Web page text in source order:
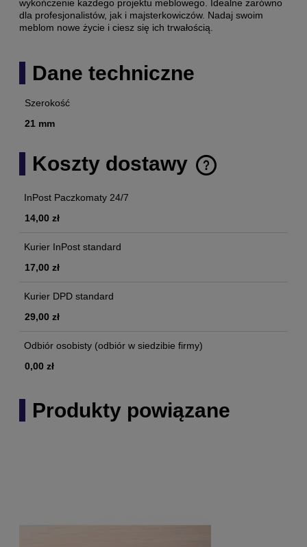
wykończenie każdego projektu meblowego. Idealne zarówno
dla profesjonalistów, jak i majsterkowiczów. Nadaj swoim
meblom nowe życie i ciesz się ich trwałością.
Dane techniczne
Szerokość
21 mm
Koszty dostawy
Cena nie zawiera ewentualnych kosztów płatności
InPost Paczkomaty 24/7
14,00 zł
Kurier InPost standard
17,00 zł
Kurier DPD standard
29,00 zł
Odbiór osobisty (odbiór w siedzibie firmy)
0,00 zł
Produkty powiązane